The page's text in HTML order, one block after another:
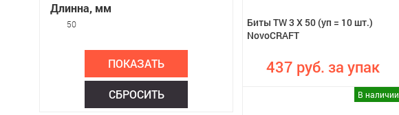
Длинна, мм
50
Биты TW 3 X 50 (уп = 10 шт.)
NovoCRAFT
437 руб. за упак
В наличии